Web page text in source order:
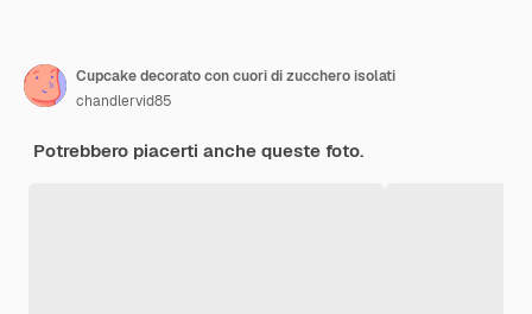
Cupcake decorato con cuori di zucchero isolati
chandlervid85
Potrebbero piacerti anche queste foto.